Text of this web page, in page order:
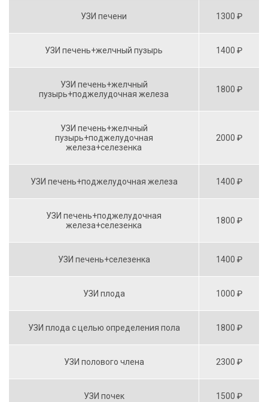
УЗИ печени 1300 ₽
УЗИ печень+желчный пузырь 1400 ₽
УЗИ печень+желчный
пузырь+поджелудочная железа
1800 ₽
УЗИ печень+желчный
пузырь+поджелудочная
железа+селезенка
2000 ₽
УЗИ печень+поджелудочная железа 1400 ₽
УЗИ печень+поджелудочная
железа+селезенка
1800 ₽
УЗИ печень+селезенка 1400 ₽
УЗИ плода 1000 ₽
УЗИ плода с целью определения пола 1800 ₽
УЗИ полового члена 2300 ₽
УЗИ почек 1500 ₽